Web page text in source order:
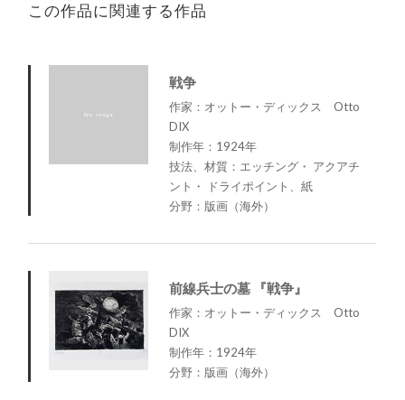
この作品に関連する作品
戦争
作家：オットー・ディックス Otto
DIX
制作年：1924年
技法、材質：エッチング・ アクアチ
ント・ ドライポイント、紙
分野：版画（海外）
前線兵士の墓 『戦争』
作家：オットー・ディックス Otto
DIX
制作年：1924年
分野：版画（海外）